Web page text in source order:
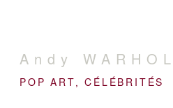
Andy WARHOL
POP ART, CÉLÉBRITÉS